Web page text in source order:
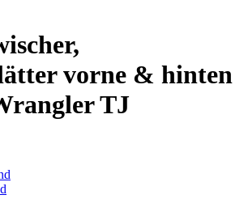
vorne & hinten
TJ